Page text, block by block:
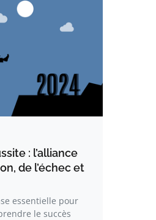
: l’alliance
de l’échec et
essentielle pour
le succès